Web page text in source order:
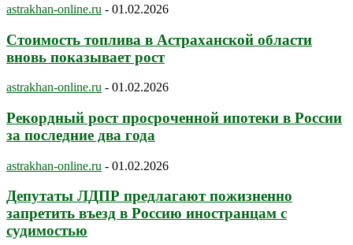
astrakhan-online.ru - 01.02.2026
Стоимость топлива в Астраханской области
вновь показывает рост
astrakhan-online.ru - 01.02.2026
Рекордный рост просроченной ипотеки в России
за последние два года
astrakhan-online.ru - 01.02.2026
Депутаты ЛДПР предлагают пожизненно
запретить въезд в Россию иностранцам с
судимостью